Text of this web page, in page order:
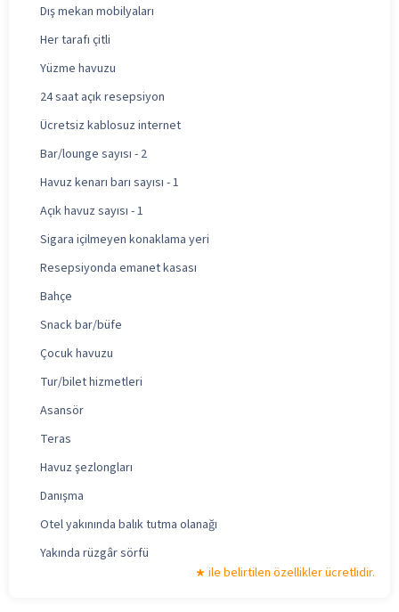
Dış mekan mobilyaları
Her tarafı çitli
Yüzme havuzu
24 saat açık resepsiyon
Ücretsiz kablosuz internet
Bar/lounge sayısı - 2
Havuz kenarı barı sayısı - 1
Açık havuz sayısı - 1
Sigara içilmeyen konaklama yeri
Resepsiyonda emanet kasası
Bahçe
Snack bar/büfe
Çocuk havuzu
Tur/bilet hizmetleri
Asansör
Teras
Havuz şezlongları
Danışma
Otel yakınında balık tutma olanağı
Yakında rüzgâr sörfü
ile belirtilen özellikler ücretlidir.